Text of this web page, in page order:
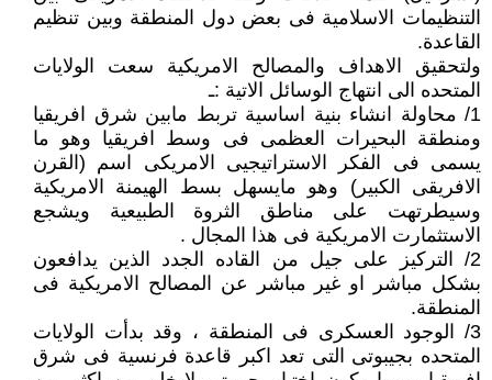
التنظيمات الاسلامية فى بعض دول المنطقة وبين تنظيم
القاعدة.
ولتحقيق الاهداف والمصالح الامريكية سعت الولايات
المتحده الى انتهاج الوسائل الاتية :ـ
1/ محاولة انشاء بنية اساسية تربط مابين شرق افريقيا
ومنطقة البحيرات العظمى فى وسط افريقيا وهو ما
يسمى فى الفكر الاستراتيجيى الامريكى اسم (القرن
الافريقى الكبير) وهو مايسهل بسط الهيمنة الامريكية
وسيطرتهت على مناطق الثروة الطبيعية ويشجع
الاستثمارت الامريكية فى هذا المجال .
2/ التركيز على جيل من القاده الجدد الذين يدافعون
بشكل مباشر او غير مباشر عن المصالح الامريكية فى
المنطقة.
3/ الوجود العسكرى فى المنطقة ، وقد بدأت الولايات
المتحده بجيبوتى التى تعد اكبر قاعدة فرنسية فى شرق